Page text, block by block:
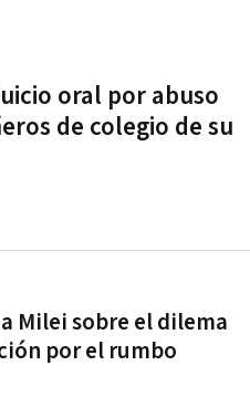
oral por abuso
de colegio de su
Milei sobre el dilema
por el rumbo